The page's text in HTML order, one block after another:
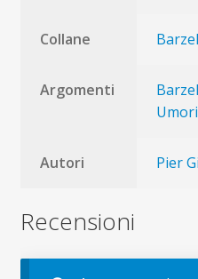
Collane
Argomenti
Autori Pier
Recensioni